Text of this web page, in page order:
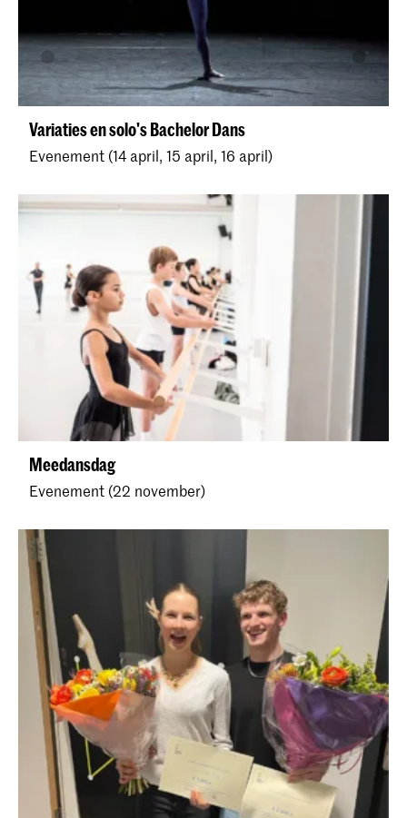
Variaties en solo's Bachelor Dans
Evenement (14 april, 15 april, 16 april)
Meedansdag
Evenement (22 november)